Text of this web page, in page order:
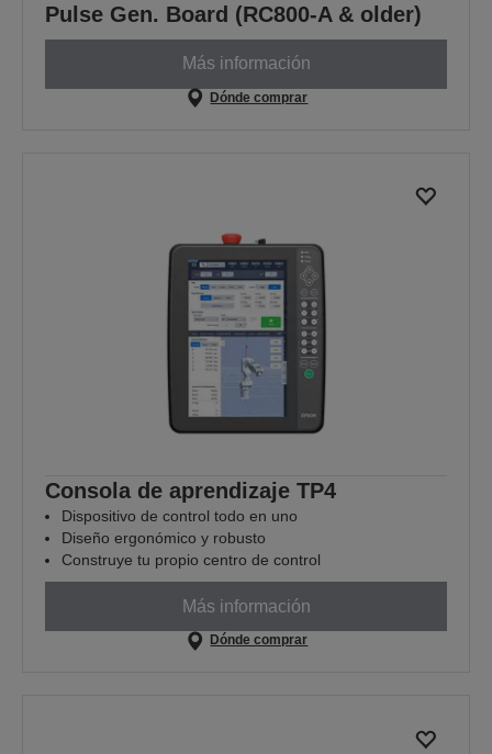
Pulse Gen. Board (RC800-A & older)
Más información
Dónde comprar
Consola de aprendizaje TP4
Dispositivo de control todo en uno
Diseño ergonómico y robusto
Construye tu propio centro de control
Más información
Dónde comprar